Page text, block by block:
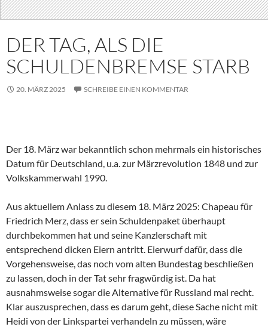
DER TAG, ALS DIE
SCHULDENBREMSE STARB
20. MÄRZ 2025 SCHREIBE EINEN KOMMENTAR
Der 18. März war bekanntlich schon mehrmals ein historisches
Datum für Deutschland, u.a. zur Märzrevolution 1848 und zur
Volkskammerwahl 1990.
Aus aktuellem Anlass zu diesem 18. März 2025: Chapeau für
Friedrich Merz, dass er sein Schuldenpaket überhaupt
durchbekommen hat und seine Kanzlerschaft mit
entsprechend dicken Eiern antritt. Eierwurf dafür, dass die
Vorgehensweise, das noch vom alten Bundestag beschließen
zu lassen, doch in der Tat sehr fragwürdig ist. Da hat
ausnahmsweise sogar die Alternative für Russland mal recht.
Klar auszusprechen, dass es darum geht, diese Sache nicht mit
Heidi von der Linkspartei verhandeln zu müssen, wäre